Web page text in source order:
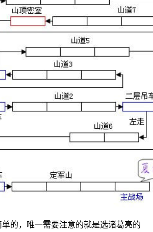
的，唯一需要注意的就是选诸葛亮的